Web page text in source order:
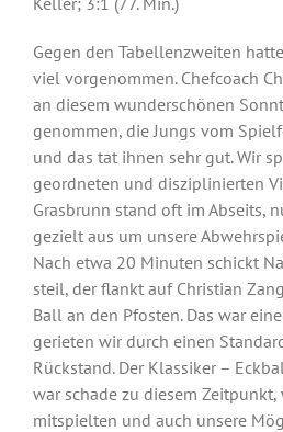
Gegen den Tabellenzweiten
viel vorgenommen. Chefcoach
an diesem wunderschönen
genommen, die Jungs vom
und das tat ihnen sehr gut. Wir
geordneten und disziplinierten
Grasbrunn stand oft im Abseits,
gezielt aus um unsere
Nach etwa 20 Minuten schickt
steil, der flankt auf Christian
Ball an den Pfosten. Das war
gerieten wir durch einen
Rückstand. Der Klassiker –
war schade zu diesem
mitspielten und auch unsere